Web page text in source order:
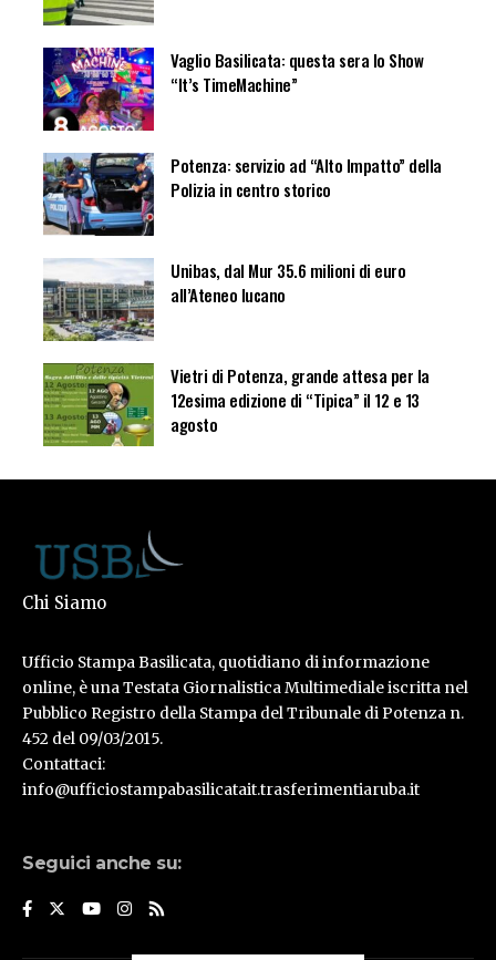
Vaglio Basilicata: questa sera lo Show
“It’s TimeMachine”
Potenza: servizio ad “Alto Impatto” della
Polizia in centro storico
Unibas, dal Mur 35.6 milioni di euro
all’Ateneo lucano
Vietri di Potenza, grande attesa per la
12esima edizione di “Tipica” il 12 e 13
agosto
Chi Siamo
Ufficio Stampa Basilicata, quotidiano di informazione
online, è una Testata Giornalistica Multimediale iscritta nel
Pubblico Registro della Stampa del Tribunale di Potenza n.
452 del 09/03/2015.
Contattaci:
info@ufficiostampabasilicatait.trasferimentiaruba.it
Seguici anche su: